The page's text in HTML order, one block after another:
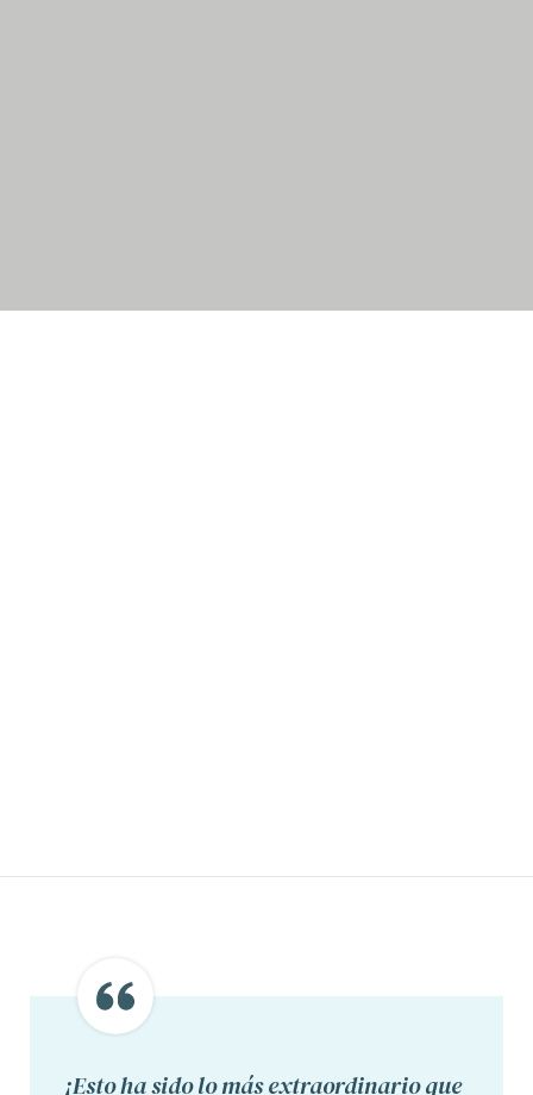
¡Esto ha sido lo más extraordinario que